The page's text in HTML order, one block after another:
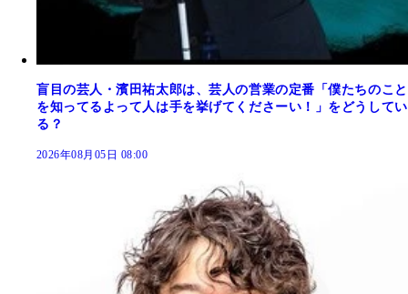
盲目の芸人・濱田祐太郎は、芸人の営業の定番「僕たちのこと
を知ってるよって人は手を挙げてくださーい！」をどうしてい
る？
2026年08月05日 08:00